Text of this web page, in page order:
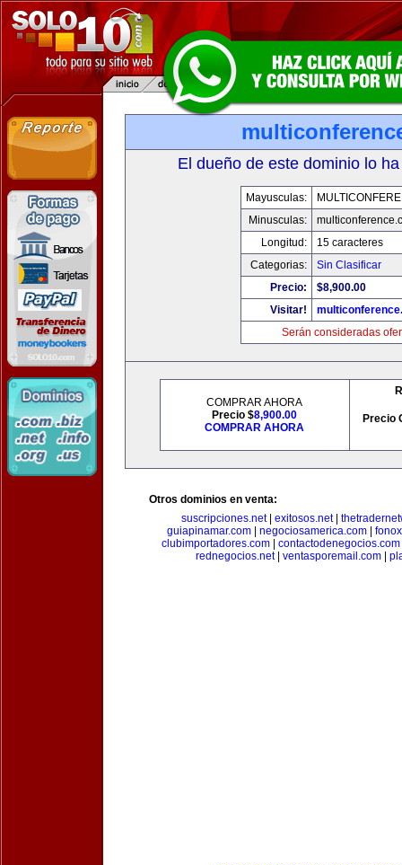
El dueño de este dominio lo
Mayusculas:
Minusculas:
Longitud:
15 caracteres
Categorias:
Sin Clasificar
Precio:
$8,900.00
Visitar!
Serán consideradas
COMPRAR AHORA
Precio $8,900.00
COMPRAR AHORA
Precio
Otros dominios en venta:
suscripciones.net| exitosos.net|
guiapinamar.com
negociosamerica.com
clubimportadores.com
contactodenegocios.com
rednegocios.net| ventasporemail.com